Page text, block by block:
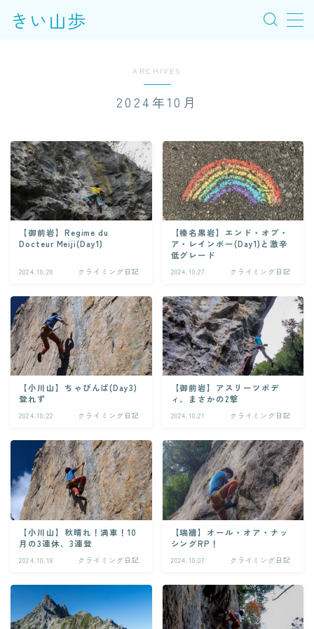
きい山歩
このブログについて
新着記事
クライミング・岩場別記事
ARCHIVES
2024年10月
【御前岩】Regime du
Docteur Meiji(Day1)
2024.10.28 クライミング日記
【榛名黒岩】エンド・オブ・
ア・レインボー(Day1)と激辛
低グレード
2024.10.27 クライミング日記
【小川山】ちゃびんば(Day3)
登れず
2024.10.22 クライミング日記
【御前岩】アスリーツボデ
ィ、まさかの2撃
2024.10.21 クライミング日記
【小川山】秋晴れ！満車！10
月の3連休、3連登
2024.10.18 クライミング日記
【瑞牆】オール・オア・ナッ
シングRP！
2024.10.07 クライミング日記